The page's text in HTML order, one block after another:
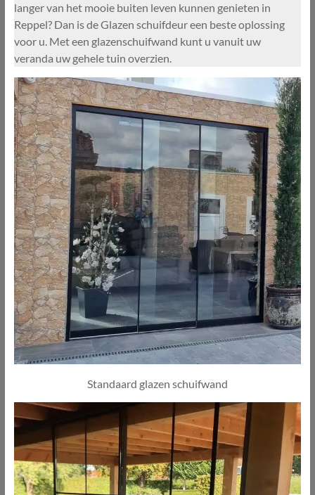
langer van het mooie buiten leven kunnen genieten in
Reppel? Dan is de Glazen schuifdeur een beste oplossing
voor u. Met een glazenschuifwand kunt u vanuit uw
veranda uw gehele tuin overzien.
Standaard glazen schuifwand